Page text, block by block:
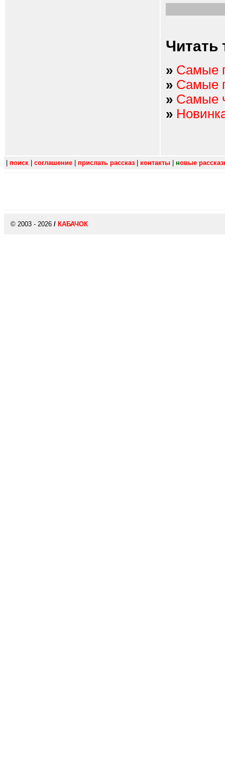
Читать
» Самые
» Самые
» Самые
»
поиск соглашение прислать рассказ контакты новые
© 2003 - 2026 / КАБАЧОК